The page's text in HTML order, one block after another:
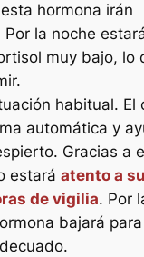
hormona irán
la noche
muy bajo, lo
habitual. El
automática y
Gracias a
estará atento a
de vigilia. Por
bajará